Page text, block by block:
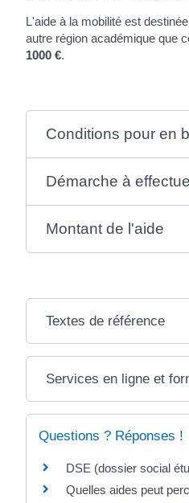
L'aide à la mobilité est
autre région académique que
1000 €.
Conditions pour en
Démarche à
Montant de l'aide
Textes de référence
Services en ligne et
Questions ? Réponses !
DSE (dossier social
Quelles aides peut